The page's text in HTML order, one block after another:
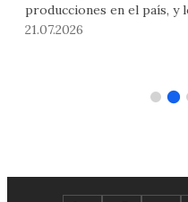
producciones en el país, y
las ediciones del Festival
21.07.2026